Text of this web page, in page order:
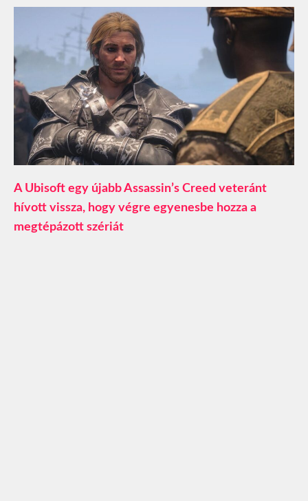
A Ubisoft egy újabb Assassin’s Creed veteránt
hívott vissza, hogy végre egyenesbe hozza a
megtépázott szériát